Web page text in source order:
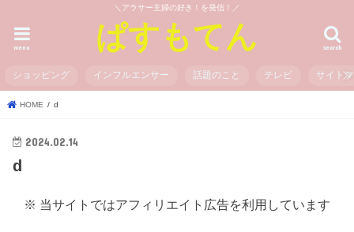
＼アラサー主婦の好き！を発信！／
ぱすもてん search
menu
ショッピング インフルエンサー 話題のこと テレビ サイト
HOME d
2024.02.14
d
※ 当サイトではアフィリエイト広告を利用しています